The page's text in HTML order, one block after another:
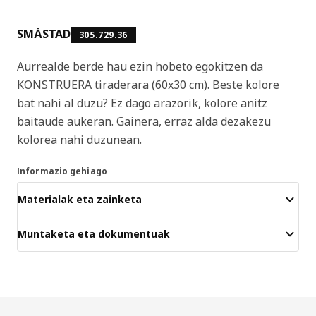
SMÅSTAD 305.729.36
Aurrealde berde hau ezin hobeto egokitzen da
KONSTRUERA tiraderara (60x30 cm). Beste kolore
bat nahi al duzu? Ez dago arazorik, kolore anitz
baitaude aukeran. Gainera, erraz alda dezakezu
kolorea nahi duzunean.
Informazio gehiago
Materialak eta zainketa
Muntaketa eta dokumentuak